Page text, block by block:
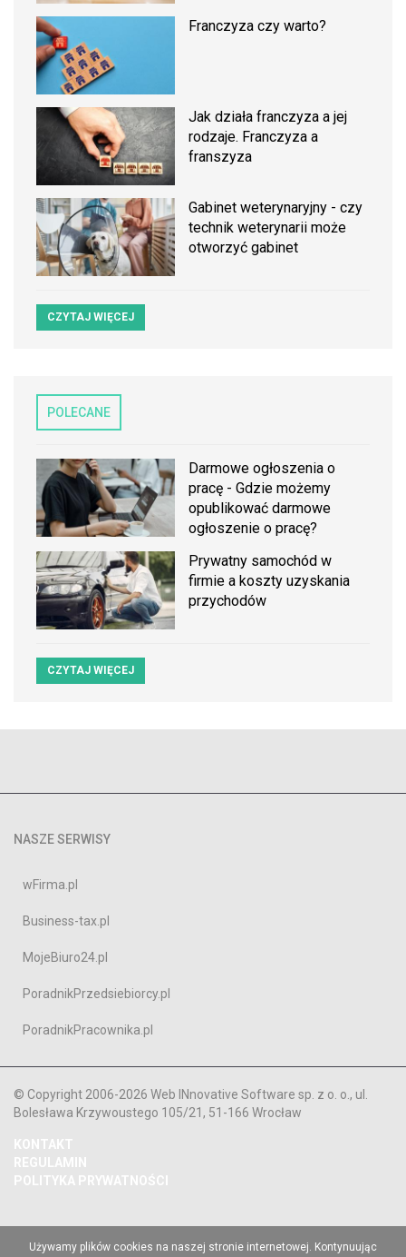
Franczyza czy warto?
Jak działa franczyza a jej
rodzaje. Franczyza a
franszyza
Gabinet weterynaryjny - czy
technik weterynarii może
otworzyć gabinet
CZYTAJ WIĘCEJ
POLECANE
Darmowe ogłoszenia o
pracę - Gdzie możemy
opublikować darmowe
ogłoszenie o pracę?
Prywatny samochód w
firmie a koszty uzyskania
przychodów
CZYTAJ WIĘCEJ
NASZE SERWISY
wFirma.pl
Business-tax.pl
MojeBiuro24.pl
PoradnikPrzedsiebiorcy.pl
PoradnikPracownika.pl
© Copyright 2006-2026 Web INnovative Software sp. z o. o., ul.
Bolesława Krzywoustego 105/21, 51-166 Wrocław
KONTAKT
REGULAMIN
POLITYKA PRYWATNOŚCI
Używamy plików cookies na naszej stronie internetowej. Kontynuując